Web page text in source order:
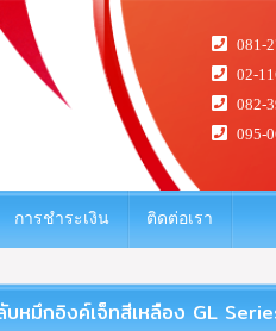
081-
02-
082-
095-
การชำระเงิน ติดต่อเรา
มึกอิงค์เจ็ทสีเหลือง GL